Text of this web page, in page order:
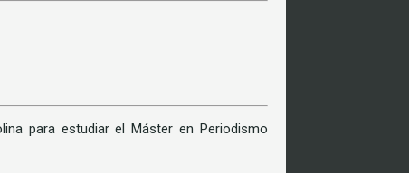
para estudiar el Máster en Periodismo